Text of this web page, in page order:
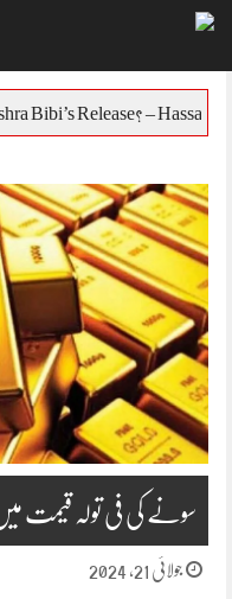
content
سونے کی فی تولہ قیمت
جولائی 21, 2024